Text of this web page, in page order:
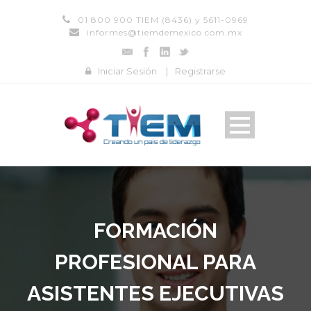
01 800 900 TIEM (8436) y 5611-0969
informes@tiemdemexico.com.mx
Iniciar Sesión | Registrarse
FORMACIÓN
PROFESIONAL PARA
ASISTENTES EJECUTIVAS